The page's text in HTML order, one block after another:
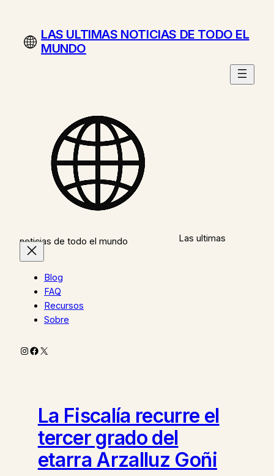
contenidoLAS ULTIMAS NOTICIAS DE TODO EL
MUNDO
Las ultimas
noticias de todo el mundo
Blog
FAQ
Recursos
Sobre
Instagram
Facebook
X
La Fiscalía recurre el
tercer grado del
etarra Arzalluz Goñi